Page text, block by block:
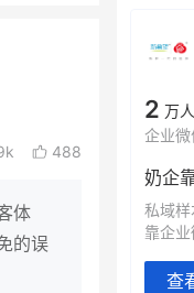
488
体
的误
动2000万生
2 万人
奶企
私域
靠企业
查